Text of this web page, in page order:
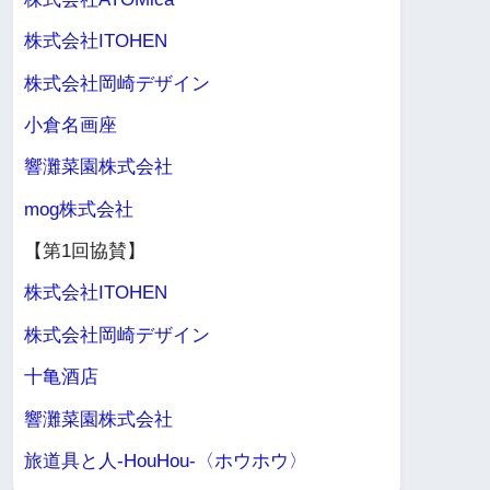
株式会社ITOHEN
株式会社岡崎デザイン
小倉名画座
響灘菜園株式会社
mog株式会社
【第1回協賛】
株式会社ITOHEN
株式会社岡崎デザイン
十亀酒店
響灘菜園株式会社
旅道具と人-HouHou-〈ホウホウ〉